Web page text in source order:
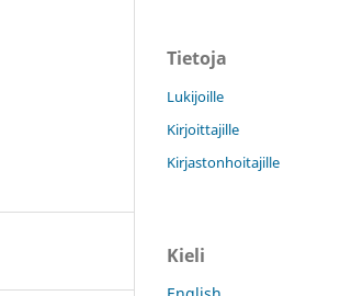
Tietoja
Lukijoille
Kirjoittajille
Kirjastonhoitajille
Kieli